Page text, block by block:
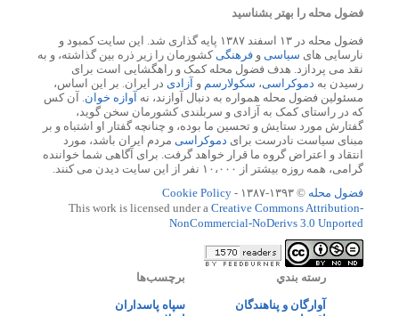
فضول محله را بهتر بشناسید
فضول محله در ۱۳ اسفند ۱۳۸۷ پایه گذاری شد. این سایت کمبود و
نارسایی های سیاسی و فرهنگیکشورمان را زیر ذره بین گذاشته، و به
نقد می پردازد. هدف فضول محله کمک و راهگشایی است برای
رسیدن به دموکراسی، سکولارسم و آزادی در ایران. بر این اساس،
مسئولین فضول محله همواره به دنبال آوازند، نه آوازه خوان. آن کس
که در راستای کمک به آزادی و سربلندی کشورمان سخن گوید،
گفتارش مورد ستایش و تحسین ما بوده، و چنانچه گفتار او اشتباه و بر
مبنای سیاست نادرست برای دموکراسی مردم ایران باشد، مورد
انتقاد و اعتراض گروه ما قرار خواهد گرفت. برای آگاهی شما خواننده
گرامی، همه روزه بیشتر از ۱۰،۰۰۰ نفر از این سایت دیدن می کنند.
فضول محله © ۱۳۹۳-۱۳۸۷ -
Cookie Policy
This work is licensed under a Creative Commons Attribution-
NonCommercial-NoDerivs 3.0 Unported
رسته بندي
آوارگان و پناهندگان
برچسب‌ها
سپاه پاسداران